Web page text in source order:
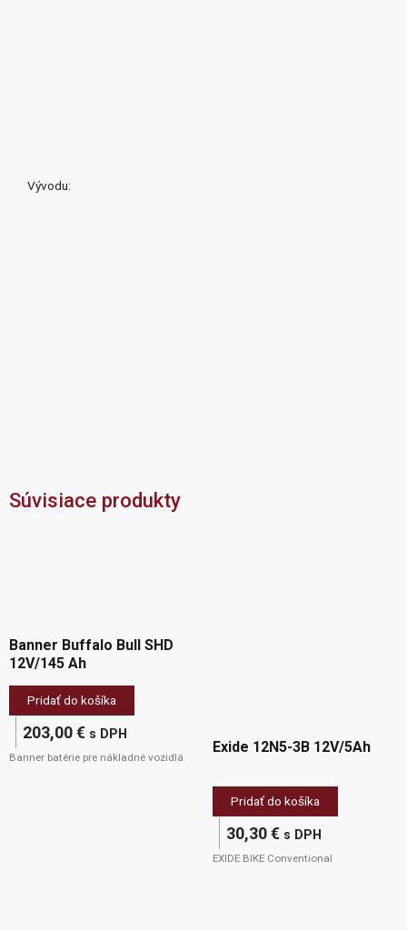
Vývodu:
Súvisiace produkty
Banner Buffalo Bull SHD
12V/145 Ah
Pridať do košíka
203,00€ s DPH
Banner batérie pre nákladné vozidlá
Exide 12N5-3B 12V/5Ah
Pridať do košíka
30,30€ s DPH
EXIDE BIKE Conventional